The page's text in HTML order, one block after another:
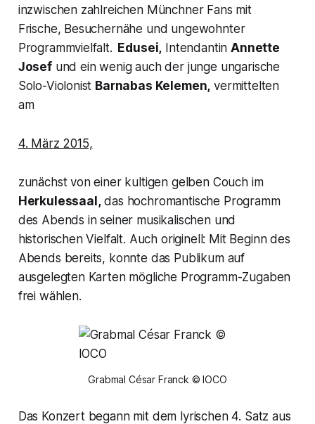
inzwischen zahlreichen Münchner Fans mit
Frische, Besuchernähe und ungewohnter
Programmvielfalt. Edusei, IntendantinAnnette
Josefund ein wenig auch der junge ungarische
Solo-Violonist Barnabas Kelemen, vermittelten
am
4. März 2015,
zunächst von einer kultigen gelben Couch im
Herkulessaal,das hochromantische Programm
des Abends in seiner musikalischen und
historischen Vielfalt. Auch originell: Mit Beginn des
Abends bereits, konnte das Publikum auf
ausgelegten Karten mögliche Programm-Zugaben
frei wählen.
Grabmal César Franck © IOCO
Das Konzert begann mit dem lyrischen 4. Satz aus